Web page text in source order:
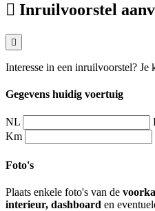
Inruilvoorstel
Interesse in een inruilvoorstel? Je
Gegevens huidig voertuig
NL
Km
Foto's
Plaats enkele foto's van de
interieur, dashboard en